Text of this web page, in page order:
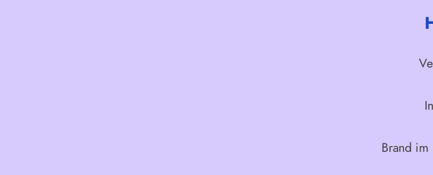
Brand im